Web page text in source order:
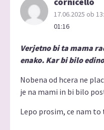
17.06.2025 ob
01:16
Verjetno bi ta mama
enako. Kar bi bilo
Nobena od hcera ne
je na mami in bi bilo
Lepo prosim, ce nam